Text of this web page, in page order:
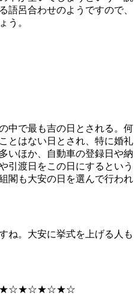
語呂合わせのようですので、
う。
中で最も吉の日とされる。何
とはない日とされ、特に婚礼
いほか、自動車の登録日や納
引渡日をこの日にするという
閣も大安の日を選んで行われ
ね。大安に挙式を上げる人も